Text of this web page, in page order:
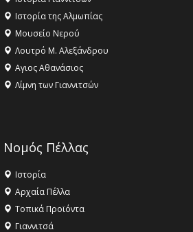
Ιστορία της Αλμωπίας
Μουσείο Νερού
Λουτρό Μ. Αλεξάνδρου
Αγιος Αθανάσιος
Λίμνη των Γιαννιτσών
Νομός Πέλλας
Ιστορία
Αρχαία Πέλλα
Τοπικά Προϊόντα
Γιαννιτσά